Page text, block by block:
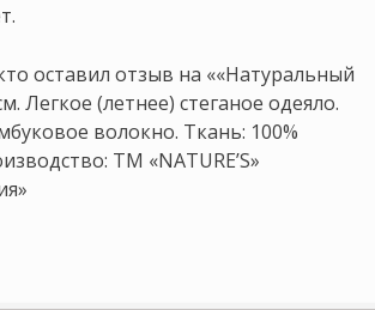
оставил отзыв на ««Натуральный
Легкое (летнее) стеганое одеяло.
волокно. Ткань: 100%
ТМ «NATURE’S»